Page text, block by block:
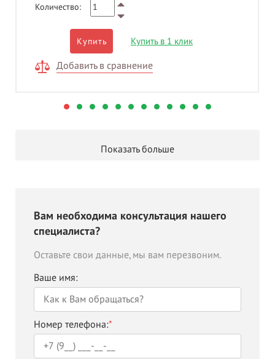
Количество:
Купить Купить в 1 клик
Добавить в сравнение
Показать больше
Вам необходима консультация нашего
специалиста?
Оставьте свои данные, мы вам перезвоним.
Ваше имя:
Номер телефона:*